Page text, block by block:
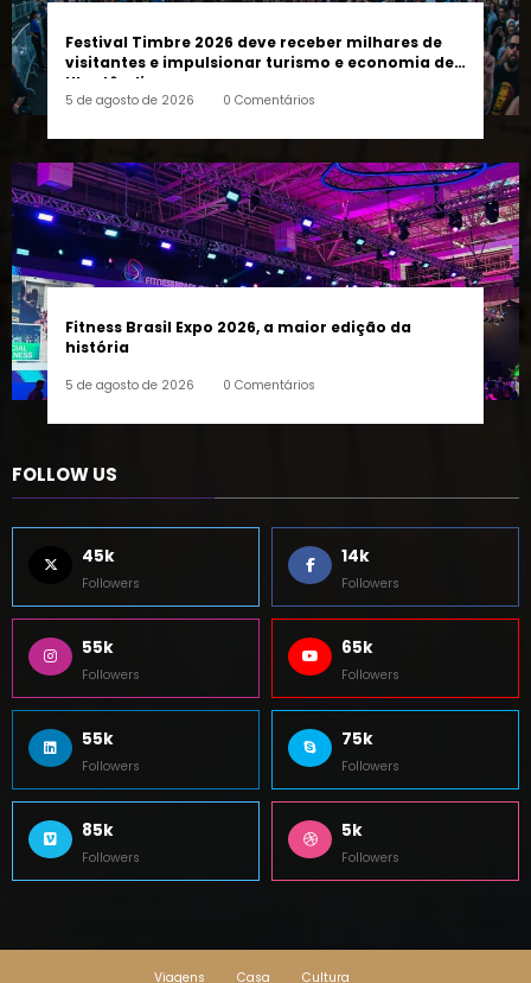
Festival Timbre 2026 deve receber milhares de
visitantes e impulsionar turismo e economia de
Uberlândia
5 de agosto de 2026 0 Comentários
Fitness Brasil Expo 2026, a maior edição da
história
5 de agosto de 2026 0 Comentários
FOLLOW US
45k
Followers
14k
Followers
55k
Followers
65k
Followers
55k
Followers
75k
Followers
85k
Followers
5k
Followers
Viagens Casa Cultura